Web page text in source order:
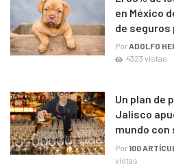
en México
de
PorADOLFO
4323 vistas
Un plan de
Jalisco
mundo
Por100
vistas